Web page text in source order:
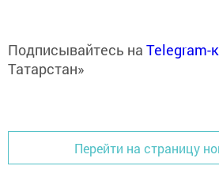
Подписывайтесь на Telegram-
Татарстан»
Перейти на страницу